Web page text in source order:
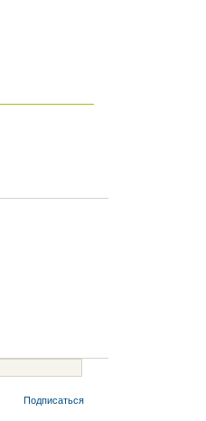
Подписаться